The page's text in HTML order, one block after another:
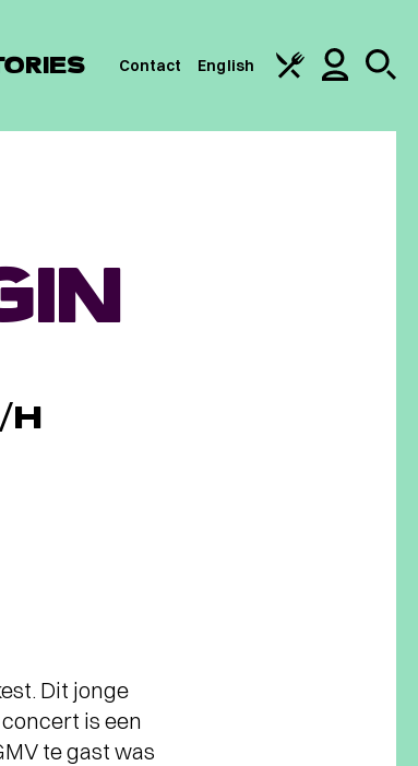
Contact English
H
Dit jonge
is een
te gast was